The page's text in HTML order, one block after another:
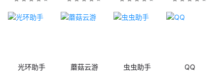
光环助手 蘑菇云游 虫虫助手 QQ